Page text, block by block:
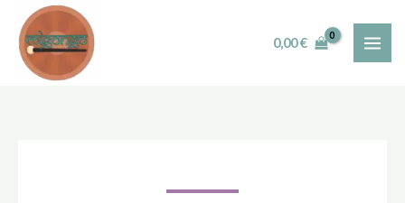
content
0,00€